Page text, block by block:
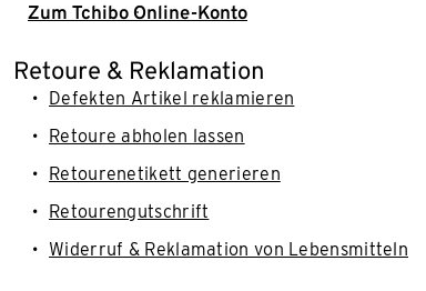
Zum Tchibo Online-Konto
Retoure & Reklamation
Defekten Artikel reklamieren
Retoure abholen lassen
Retourenetikett generieren
Retourengutschrift
Widerruf & Reklamation von Lebensmitteln